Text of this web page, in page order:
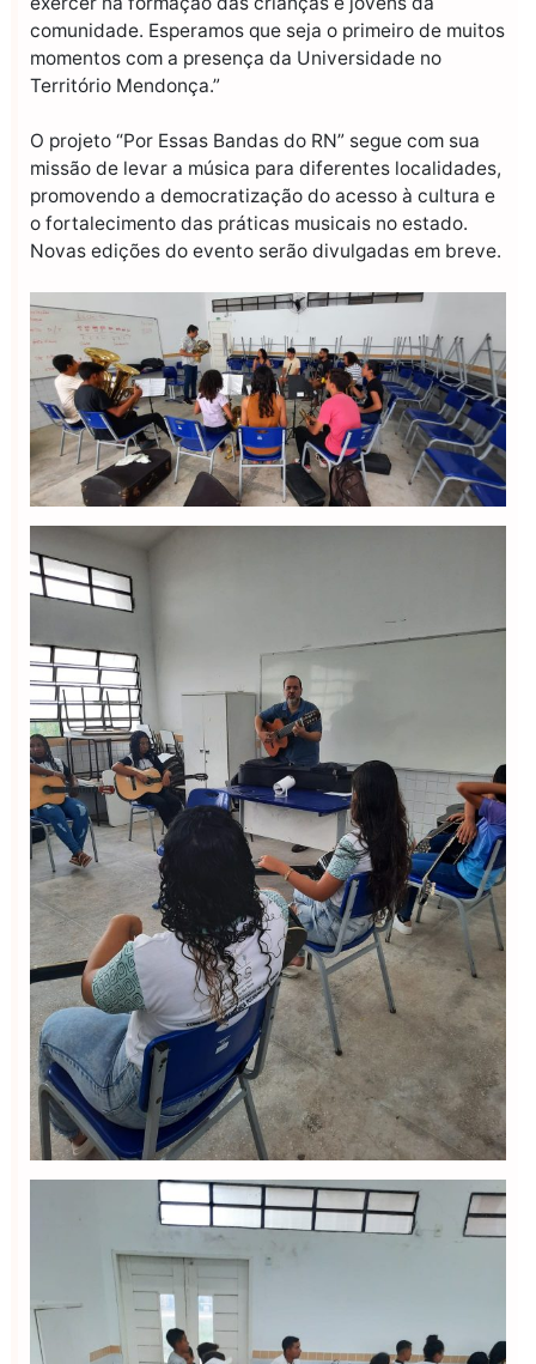
comunidade. Esperamos que seja o primeiro de muitos
momentos com a presença da Universidade no
Território Mendonça.”
O projeto “Por Essas Bandas do RN” segue com sua
missão de levar a música para diferentes localidades,
promovendo a democratização do acesso à cultura e
o fortalecimento das práticas musicais no estado.
Novas edições do evento serão divulgadas em breve.